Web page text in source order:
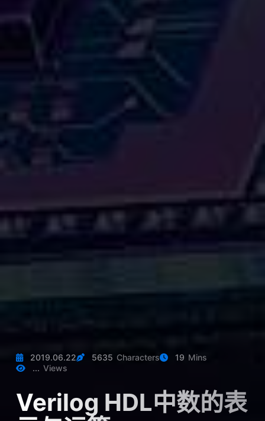
2019.06.22 5635 Characters 19 Mins
... Views
Verilog HDL中数的表